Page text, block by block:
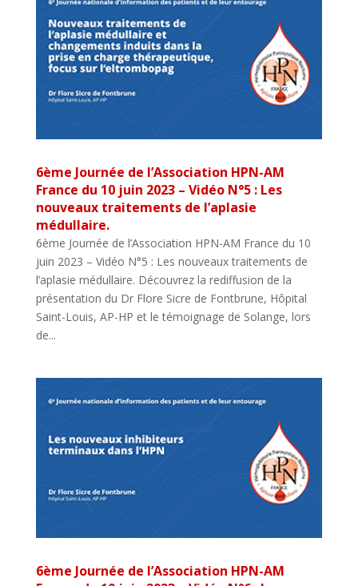
6ème Journée de l’Association HPN-AM
France du 10 juin 2023 – Vidéo N°5 : Les
nouveaux traitements de l’aplasie
médullaire.
6ème Journée de l’Association HPN-AM France du 10
juin 2023 – Vidéo N°5 : Les nouveaux traitements de
l’aplasie médullaire. Découvrez la rediffusion de la
présentation du Dr Flore Sicre de Fontbrune, Hôpital
Saint-Louis, AP-HP et le témoignage de Solange, lors
de...
6ème Journée de l’Association HPN-AM